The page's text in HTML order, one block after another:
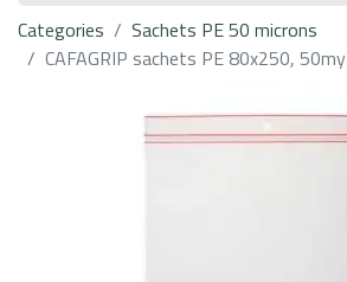
Categories
Sachets PE 50 microns
CAFAGRIP sachets PE 80x250, 50my